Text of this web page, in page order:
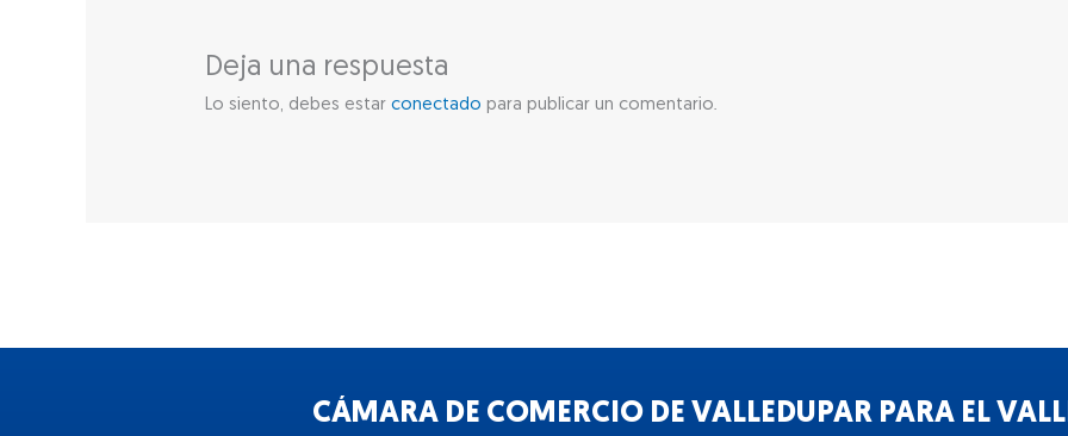
Deja una respuesta
Lo siento, debes estarconectado para publicar un comentario.
CÁMARA DE COMERCIO DE VALLEDUPAR PARA EL